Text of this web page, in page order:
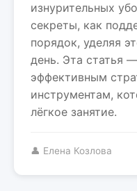
изнурительных
секреты, как
порядок, уделяя
день. Эта статья
эффективным
инструментам,
лёгкое занятие.
👤 Елена Козлова